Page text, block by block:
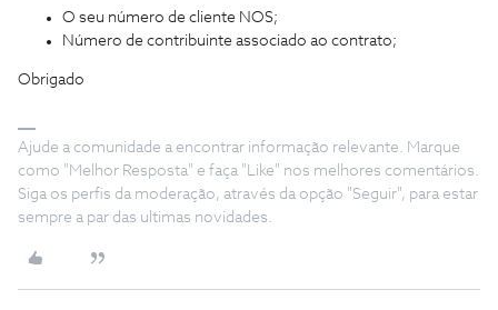
O seu número de cliente NOS;
Número de contribuinte associado ao contrato;
Obrigado
Ajude a comunidade a encontrar informação relevante. Marque
como "Melhor Resposta" e faça "Like" nos melhores comentários.
Siga os perfis da moderação, através da opção "Seguir", para estar
sempre a par das ultimas novidades.